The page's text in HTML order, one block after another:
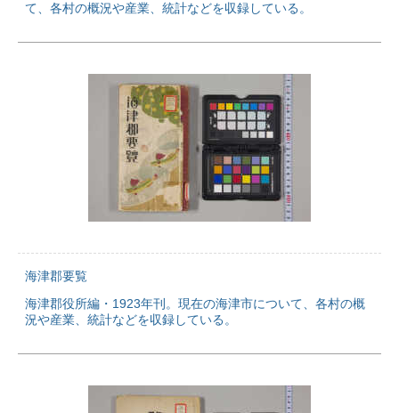
て、各村の概況や産業、統計などを収録している。
海津郡要覧
海津郡役所編・1923年刊。現在の海津市について、各村の概
況や産業、統計などを収録している。